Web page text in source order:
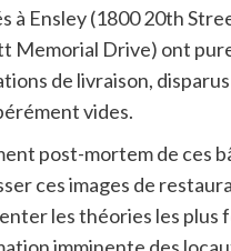
à Ensley (1800 20th
Memorial Drive) ont
de livraison,
vides.
post-mortem de ces
ces images de
les théories les